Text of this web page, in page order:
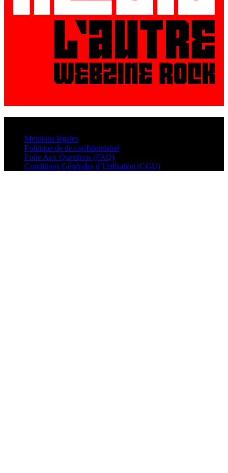
Mentions légales
Politique de de confidentialité
Foire Aux Questions (FAQ)
Conditions Générales d’Utilisation (CGU)